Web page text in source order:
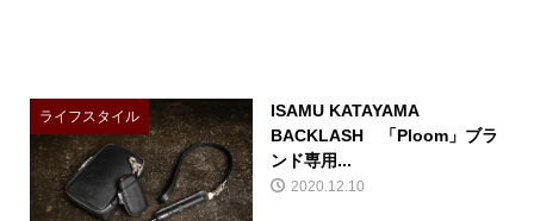
ライフスタイル
ISAMU KATAYAMA
BACKLASH 「Ploom」ブラ
ンド専用...
2020.12.10